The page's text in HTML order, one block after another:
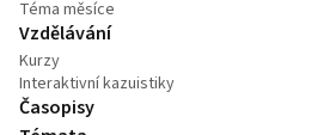
Téma měsíce
Vzdělávání
Kurzy
Interaktivní kazuistiky
Časopisy